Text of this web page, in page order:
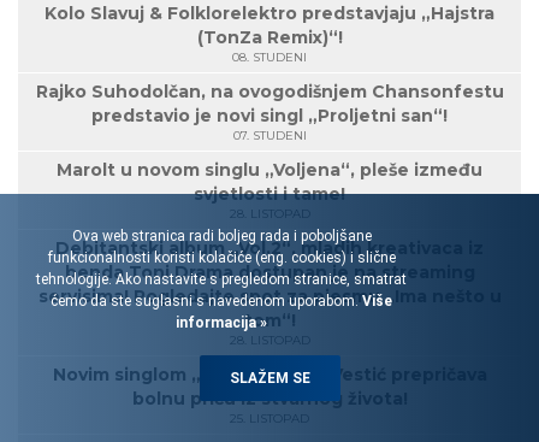
Kolo Slavuj & Folklorelektro predstavjaju „Hajstra
(TonZa Remix)“!
08. STUDENI
Rajko Suhodolčan, na ovogodišnjem Chansonfestu
predstavio je novi singl „Proljetni san“!
07. STUDENI
Marolt u novom singlu „Voljena“, pleše između
svjetlosti i tame!
28. LISTOPAD
Debitantski album „Vol.2“, mladih kreativaca iz
benda Toni.Drama dostupan je na streaming
servisima! Pogledajte spot za pjesmu „Ima nešto u
tom“!
28. LISTOPAD
Novim singlom „Dječak“, Dora Vestić prepričava
bolnu priču iz stvarnog života!
25. LISTOPAD
Ova web stranica radi boljeg rada i poboljšane
funkcionalnosti koristi kolačiće (eng. cookies) i slične
tehnologije. Ako nastavite s pregledom stranice, smatrat
ćemo da ste suglasni s navedenom uporabom.Više
informacija »
SLAŽEM SE